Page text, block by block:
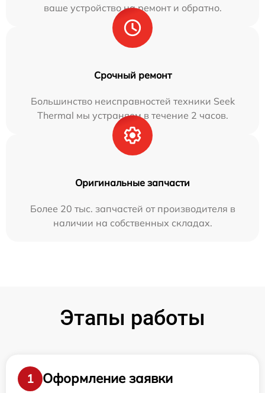
ваше устройство на ремонт и обратно.
Срочный ремонт
Большинство неисправностей техники Seek
Thermal мы устраняем в течение 2 часов.
Оригинальные запчасти
Более 20 тыс. запчастей от производителя в
наличии на собственных складах.
Этапы работы
1
Оформление заявки